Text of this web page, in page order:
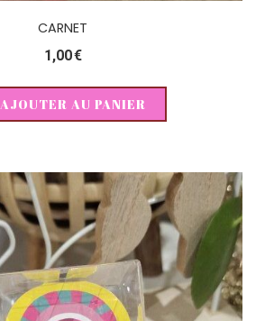
CARNET
1,00€
AJOUTER AU PANIER